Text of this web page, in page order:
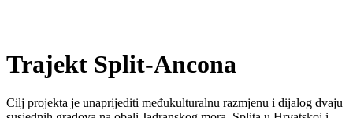
Trajekt Split-Ancona
Cilj projekta je unaprijediti međukulturalnu razmjenu i dijalog dvaju